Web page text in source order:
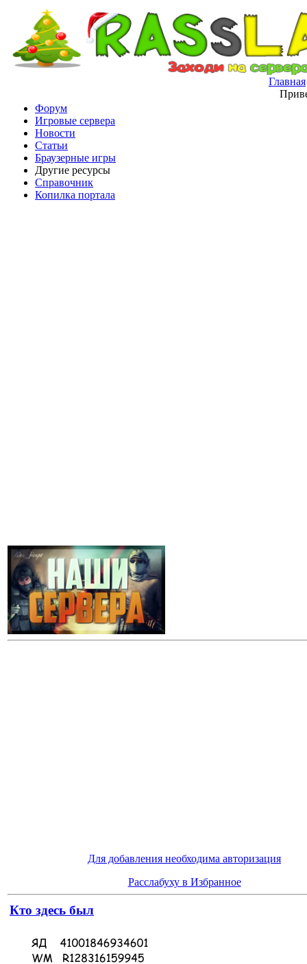
Главная
Форум
Игровые сервера
Новости
Статьи
Браузерные игры
Другие ресурсы
Справочник
Копилка портала
Для добавления необходима авторизация
Расслабуху в Избранное
Кто здесь был